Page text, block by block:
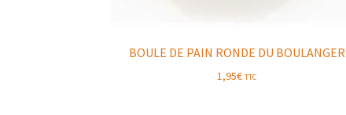
BOULE DE PAIN RONDE DU BOULANGER
1,95€ TTC